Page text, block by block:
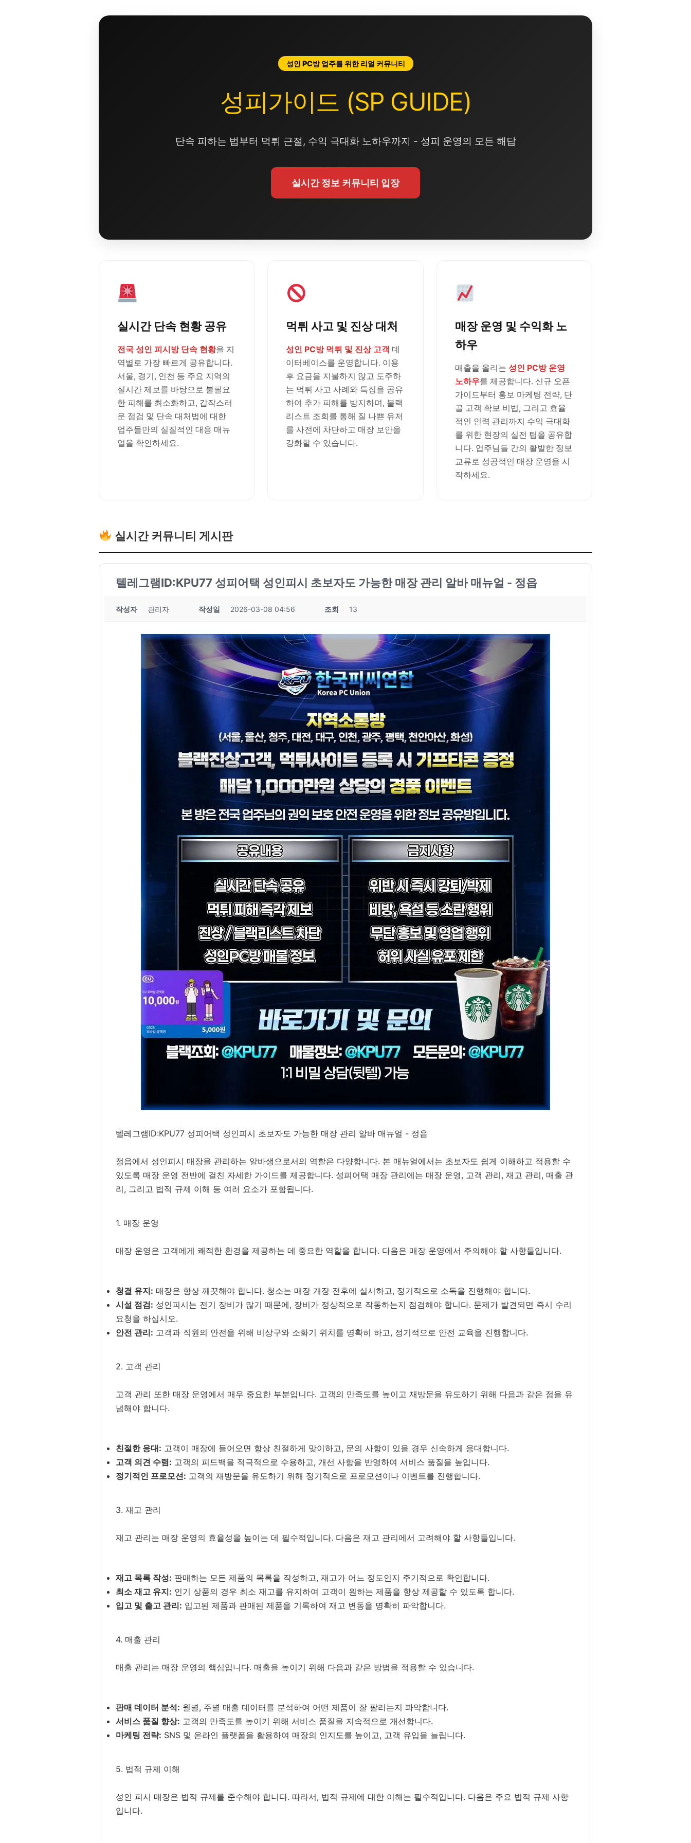
성인 PC방 업주를 위한 리얼 커뮤니티
성피가이드 (SP GUIDE)
단속 피하는 법부터 먹튀 근절, 수익 극대화 노하우까지 - 성피 운영의 모든 해답
실시간 정보 커뮤니티 입장
실시간 단속 현황 공유
전국 성인 피시방 단속 현황을 지
역별로 가장 빠르게 공유합니다.
서울, 경기, 인천 등 주요 지역의
실시간 제보를 바탕으로 불필요
한 피해를 최소화하고, 갑작스러
운 점검 및 단속 대처법에 대한
업주들만의 실질적인 대응 매뉴
얼을 확인하세요.
먹튀 사고 및 진상 대처
성인 PC방 먹튀 및 진상 고객 데
이터베이스를 운영합니다. 이용
후 요금을 지불하지 않고 도주하
는 먹튀 사고 사례와 특징을 공유
하여 추가 피해를 방지하며, 블랙
리스트 조회를 통해 질 나쁜 유저
를 사전에 차단하고 매장 보안을
강화할 수 있습니다.
매장 운영 및 수익화 노
하우
매출을 올리는 성인 PC방 운영
노하우를 제공합니다. 신규 오픈
가이드부터 홍보 마케팅 전략, 단
골 고객 확보 비법, 그리고 효율
적인 인력 관리까지 수익 극대화
를 위한 현장의 실전 팁을 공유합
니다. 업주님들 간의 활발한 정보
교류로 성공적인 매장 운영을 시
작하세요.
실시간 커뮤니티 게시판
텔레그램ID:KPU77 성피어택 성인피시 초보자도 가능한 매장 관리 알바 매뉴얼 - 정읍
작성자 관리자 작성일 2026-03-08 04:56 조회 13
텔레그램ID:KPU77 성피어택 성인피시 초보자도 가능한 매장 관리 알바 매뉴얼 - 정읍
정읍에서 성인피시 매장을 관리하는 알바생으로서의 역할은 다양합니다. 본 매뉴얼에서는 초보자도 쉽게 이해하고 적용할 수
있도록 매장 운영 전반에 걸친 자세한 가이드를 제공합니다. 성피어택 매장 관리에는 매장 운영, 고객 관리, 재고 관리, 매출 관
리, 그리고 법적 규제 이해 등 여러 요소가 포함됩니다.
1. 매장 운영
매장 운영은 고객에게 쾌적한 환경을 제공하는 데 중요한 역할을 합니다. 다음은 매장 운영에서 주의해야 할 사항들입니다.
청결 유지: 매장은 항상 깨끗해야 합니다. 청소는 매장 개장 전후에 실시하고, 정기적으로 소독을 진행해야 합니다.
시설 점검: 성인피시는 전기 장비가 많기 때문에, 장비가 정상적으로 작동하는지 점검해야 합니다. 문제가 발견되면 즉시 수리
요청을 하십시오.
안전 관리: 고객과 직원의 안전을 위해 비상구와 소화기 위치를 명확히 하고, 정기적으로 안전 교육을 진행합니다.
2. 고객 관리
고객 관리 또한 매장 운영에서 매우 중요한 부분입니다. 고객의 만족도를 높이고 재방문을 유도하기 위해 다음과 같은 점을 유
념해야 합니다.
친절한 응대: 고객이 매장에 들어오면 항상 친절하게 맞이하고, 문의 사항이 있을 경우 신속하게 응대합니다.
고객 의견 수렴: 고객의 피드백을 적극적으로 수용하고, 개선 사항을 반영하여 서비스 품질을 높입니다.
정기적인 프로모션: 고객의 재방문을 유도하기 위해 정기적으로 프로모션이나 이벤트를 진행합니다.
3. 재고 관리
재고 관리는 매장 운영의 효율성을 높이는 데 필수적입니다. 다음은 재고 관리에서 고려해야 할 사항들입니다.
재고 목록 작성: 판매하는 모든 제품의 목록을 작성하고, 재고가 어느 정도인지 주기적으로 확인합니다.
최소 재고 유지: 인기 상품의 경우 최소 재고를 유지하여 고객이 원하는 제품을 항상 제공할 수 있도록 합니다.
입고 및 출고 관리: 입고된 제품과 판매된 제품을 기록하여 재고 변동을 명확히 파악합니다.
4. 매출 관리
매출 관리는 매장 운영의 핵심입니다. 매출을 높이기 위해 다음과 같은 방법을 적용할 수 있습니다.
판매 데이터 분석: 월별, 주별 매출 데이터를 분석하여 어떤 제품이 잘 팔리는지 파악합니다.
서비스 품질 향상: 고객의 만족도를 높이기 위해 서비스 품질을 지속적으로 개선합니다.
마케팅 전략: SNS 및 온라인 플랫폼을 활용하여 매장의 인지도를 높이고, 고객 유입을 늘립니다.
5. 법적 규제 이해
성인 피시 매장은 법적 규제를 준수해야 합니다. 따라서, 법적 규제에 대한 이해는 필수적입니다. 다음은 주요 법적 규제 사항
입니다.